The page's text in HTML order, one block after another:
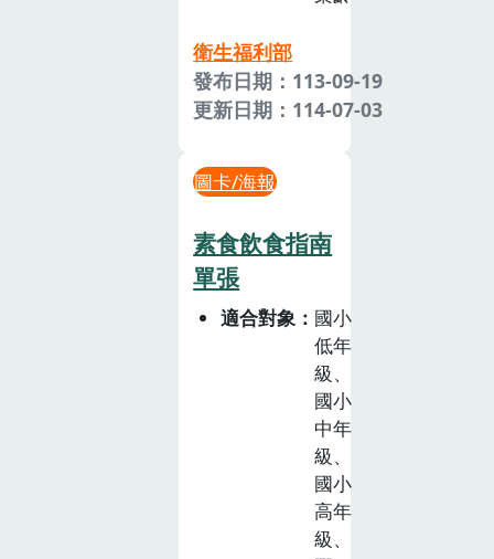
衛生福利部
發布日期：113-09-19
更新日期：114-07-03
圖卡/海報
素食飲食指南
單張
適合對象
國小
低年
級、
國小
中年
級、
國小
高年
級、